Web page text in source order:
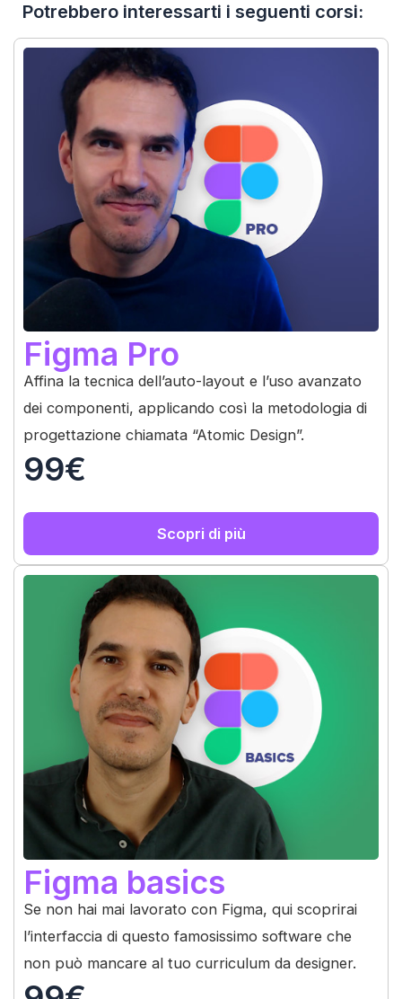
Potrebbero interessarti i seguenti corsi:
Figma Pro
Affina la tecnica dell’auto-layout e l’uso avanzato
dei componenti, applicando così la metodologia di
progettazione chiamata “Atomic Design”.
99€
Scopri di più
Figma basics
Se non hai mai lavorato con Figma, qui scoprirai
l’interfaccia di questo famosissimo software che
non può mancare al tuo curriculum da designer.